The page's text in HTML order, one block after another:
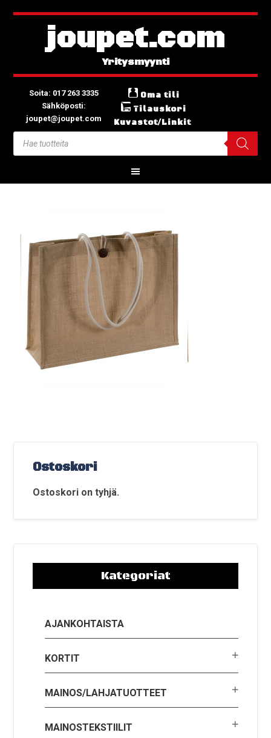
joupet.com
Soita: 017 263 3335
Sähköposti:
joupet@joupet.com
Oma tili
Tilauskori
Kuvastot/Linkit
Ostoskori
Ostoskori on tyhjä.
Kategoriat
AJANKOHTAISTA
KORTIT
MAINOS/LAHJATUOTTEET
MAINOSTEKSTIILIT